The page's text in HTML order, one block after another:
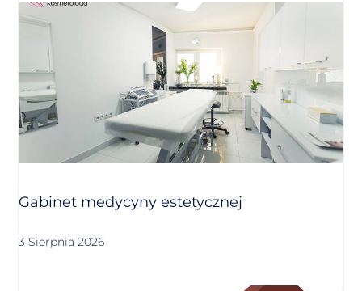
Gabinet medycyny estetycznej
3 Sierpnia 2026